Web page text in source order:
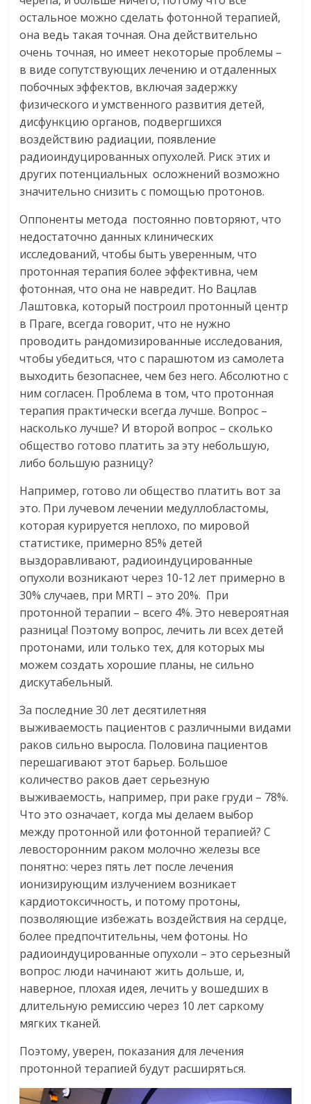
остальное можно сделать фотонной терапией,
она ведь такая точная. Она действительно
очень точная, но имеет некоторые проблемы –
в виде сопутствующих лечению и отдаленных
побочных эффектов, включая задержку
физического и умственного развития детей,
дисфункцию органов, подвергшихся
воздействию радиации, появление
радиоиндуцированных опухолей. Риск этих и
других потенциальных осложнений возможно
значительно снизить с помощью протонов.
Оппоненты метода постоянно повторяют, что
недостаточно данных клинических
исследований, чтобы быть уверенным, что
протонная терапия более эффективна, чем
фотонная, что она не навредит. Но Вацлав
Лаштовка, который построил протонный центр
в Праге, всегда говорит, что не нужно
проводить рандомизированные исследования,
чтобы убедиться, что с парашютом из самолета
выходить безопаснее, чем без него. Абсолютно с
ним согласен. Проблема в том, что протонная
терапия практически всегда лучше. Вопрос –
насколько лучше? И второй вопрос – сколько
общество готово платить за эту небольшую,
либо большую разницу?
Например, готово ли общество платить вот за
это. При лучевом лечении медуллобластомы,
которая курируется неплохо, по мировой
статистике, примерно 85% детей
выздоравливают, радиоиндуцированные
опухоли возникают через 10-12 лет примерно в
30% случаев, при MRTI – это 20%. При
протонной терапии – всего 4%. Это невероятная
разница! Поэтому вопрос, лечить ли всех детей
протонами, или только тех, для которых мы
можем создать хорошие планы, не сильно
дискутабельный.
За последние 30 лет десятилетняя
выживаемость пациентов с различными видами
раков сильно выросла. Половина пациентов
перешагивают этот барьер. Большое
количество раков дает серьезную
выживаемость, например, при раке груди – 78%.
Что это означает, когда мы делаем выбор
между протонной или фотонной терапией? С
левосторонним раком молочно железы все
понятно: через пять лет после лечения
ионизирующим излучением возникает
кардиотоксичность, и потому протоны,
позволяющие избежать воздействия на сердце,
более предпочтительны, чем фотоны. Но
радиоиндуцированные опухоли – это серьезный
вопрос: люди начинают жить дольше, и,
наверное, плохая идея, лечить у вошедших в
длительную ремиссию через 10 лет саркому
мягких тканей.
Поэтому, уверен, показания для лечения
протонной терапией будут расширяться.